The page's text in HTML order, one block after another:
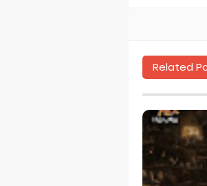
Related